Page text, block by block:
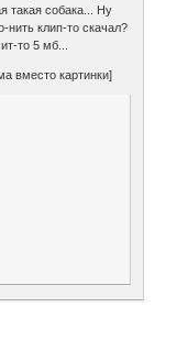
такая собака... Ну
нить клип-то скачал?
то 5 мб...
вместо картинки]